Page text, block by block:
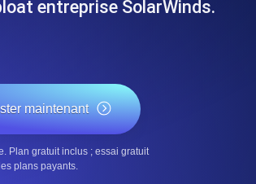
Surveiller la vitesse et la
SSL Monitoring
Checks SSL automatiques et
commencer.
DNS Monitoring
entreprise SolarWinds.
maintenant
Plan gratuit inclus ; essai gratuit
plans payants.